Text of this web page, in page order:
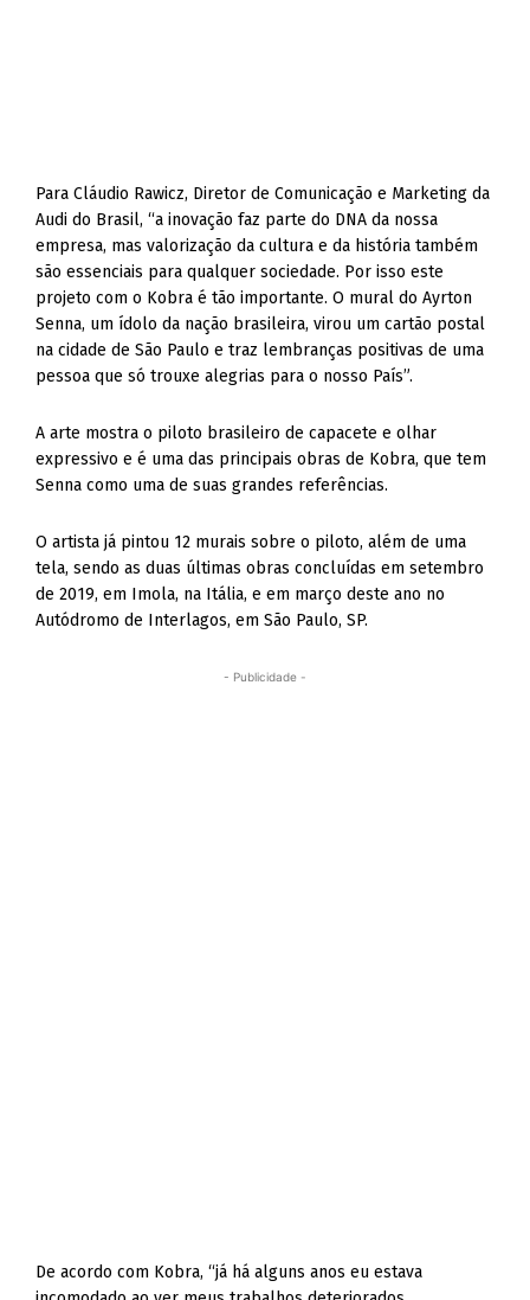
Para Cláudio Rawicz, Diretor de Comunicação e Marketing da
Audi do Brasil, “a inovação faz parte do DNA da nossa
empresa, mas valorização da cultura e da história também
são essenciais para qualquer sociedade. Por isso este
projeto com o Kobra é tão importante. O mural do Ayrton
Senna, um ídolo da nação brasileira, virou um cartão postal
na cidade de São Paulo e traz lembranças positivas de uma
pessoa que só trouxe alegrias para o nosso País”.
A arte mostra o piloto brasileiro de capacete e olhar
expressivo e é uma das principais obras de Kobra, que tem
Senna como uma de suas grandes referências.
O artista já pintou 12 murais sobre o piloto, além de uma
tela, sendo as duas últimas obras concluídas em setembro
de 2019, em Imola, na Itália, e em março deste ano no
Autódromo de Interlagos, em São Paulo, SP.
- Publicidade -
De acordo com Kobra, “já há alguns anos eu estava